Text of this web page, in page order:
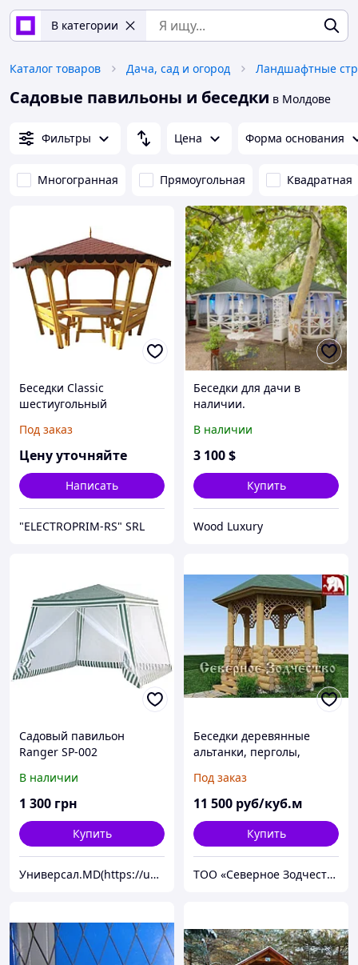
В категории
Каталог товаров Дача, сад и огород Ландшафтные
Садовые павильоны и беседки в Молдове
Фильтры Цена Форма основания
Многогранная Прямоугольная Квадратная
Беседки Classic
шестиугольный
Под заказ
Цену уточняйте
Написать
"ELECTROPRIM-RS" SRL
Беседки для дачи в
наличии.
В наличии
3 100$
Купить
Wood Luxury
Садовый павильон
Ranger SP-002
В наличии
1 300 грн
Купить
Универсал.MD(https://universal.prom.md/)
Беседки деревянные
альтанки, перголы,
площадки отдыха,
Благоустройство
территории
Под заказ
11 500 руб/куб.м
Купить
ТОО «Северное Зодчество-Астана»